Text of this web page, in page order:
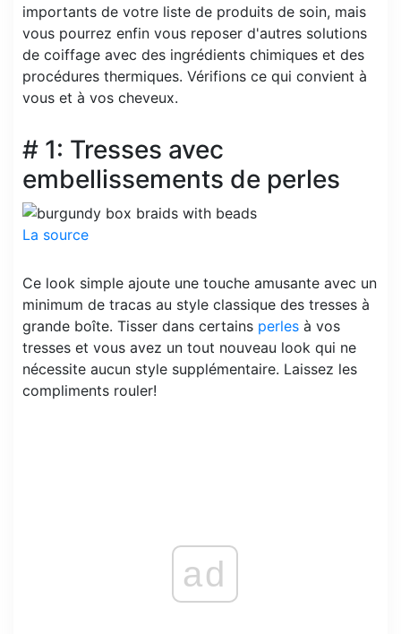
importants de votre liste de produits de soin, mais
vous pourrez enfin vous reposer d'autres solutions
de coiffage avec des ingrédients chimiques et des
procédures thermiques. Vérifions ce qui convient à
vous et à vos cheveux.
# 1: Tresses avec
embellissements de perles
La source
Ce look simple ajoute une touche amusante avec un
minimum de tracas au style classique des tresses à
grande boîte. Tisser dans certains perles à vos
tresses et vous avez un tout nouveau look qui ne
nécessite aucun style supplémentaire. Laissez les
compliments rouler!
ad